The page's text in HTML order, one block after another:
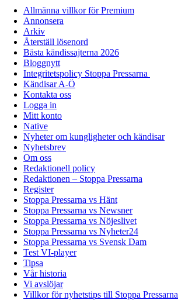
Allmänna villkor för Premium
Annonsera
Arkiv
Återställ lösenord
Bästa kändissajterna 2026
Bloggnytt
Integritetspolicy Stoppa Pressarna
Kändisar A-Ö
Kontakta oss
Logga in
Mitt konto
Native
Nyheter om kungligheter och kändisar
Nyhetsbrev
Om oss
Redaktionell policy
Redaktionen – Stoppa Pressarna
Register
Stoppa Pressarna vs Hänt
Stoppa Pressarna vs Newsner
Stoppa Pressarna vs Nöjeslivet
Stoppa Pressarna vs Nyheter24
Stoppa Pressarna vs Svensk Dam
Test VI-player
Tipsa
Vår historia
Vi avslöjar
Villkor för nyhetstips till Stoppa Pressarna